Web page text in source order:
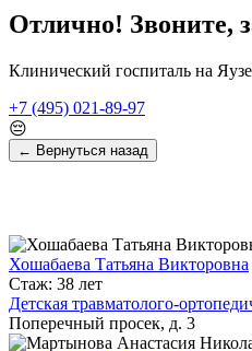
Отлично! Звоните,
Клинический госпиталь на Яузе
+7 (495) 021-89-97
😔
← Вернуться назад
Хошабаева Татьяна Викторовна
Стаж: 38 лет
Детская травматолого-
Поперечный просек, д. 3